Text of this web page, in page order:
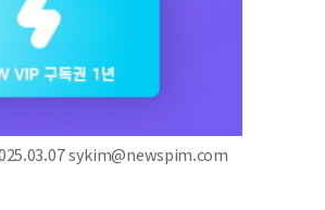
2025.03.07 sykim@newspim.com